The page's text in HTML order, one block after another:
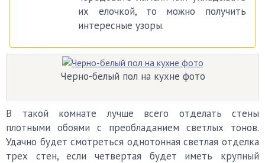
их елочкой, то можно получить
интересные узоры.
Черно-белый пол на кухне фото
В такой комнате лучше всего отделать стены
плотными обоями с преобладанием светлых тонов.
Удачно будет смотреться однотонная светлая отделка
трех стен, если четвертая будет иметь крупный